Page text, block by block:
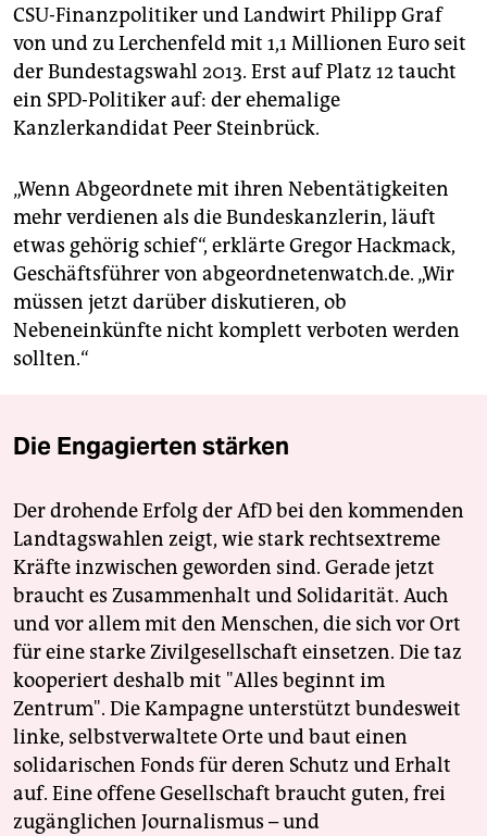
CSU-Finanzpolitiker und Landwirt Philipp Graf
von und zu Lerchenfeld mit 1,1 Millionen Euro seit
der Bundestagswahl 2013. Erst auf Platz 12 taucht
ein SPD-Politiker auf: der ehemalige
Kanzlerkandidat Peer Steinbrück.
„Wenn Abgeordnete mit ihren Nebentätigkeiten
mehr verdienen als die Bundeskanzlerin, läuft
etwas gehörig schief“, erklärte Gregor Hackmack,
Geschäftsführer von abgeordnetenwatch.de. „Wir
müssen jetzt darüber diskutieren, ob
Nebeneinkünfte nicht komplett verboten werden
sollten.“
Die Engagierten stärken
Der drohende Erfolg der AfD bei den kommenden
Landtagswahlen zeigt, wie stark rechtsextreme
Kräfte inzwischen geworden sind. Gerade jetzt
braucht es Zusammenhalt und Solidarität. Auch
und vor allem mit den Menschen, die sich vor Ort
für eine starke Zivilgesellschaft einsetzen. Die taz
kooperiert deshalb mit "Alles beginnt im
Zentrum". Die Kampagne unterstützt bundesweit
linke, selbstverwaltete Orte und baut einen
solidarischen Fonds für deren Schutz und Erhalt
auf. Eine offene Gesellschaft braucht guten, frei
zugänglichen Journalismus – und